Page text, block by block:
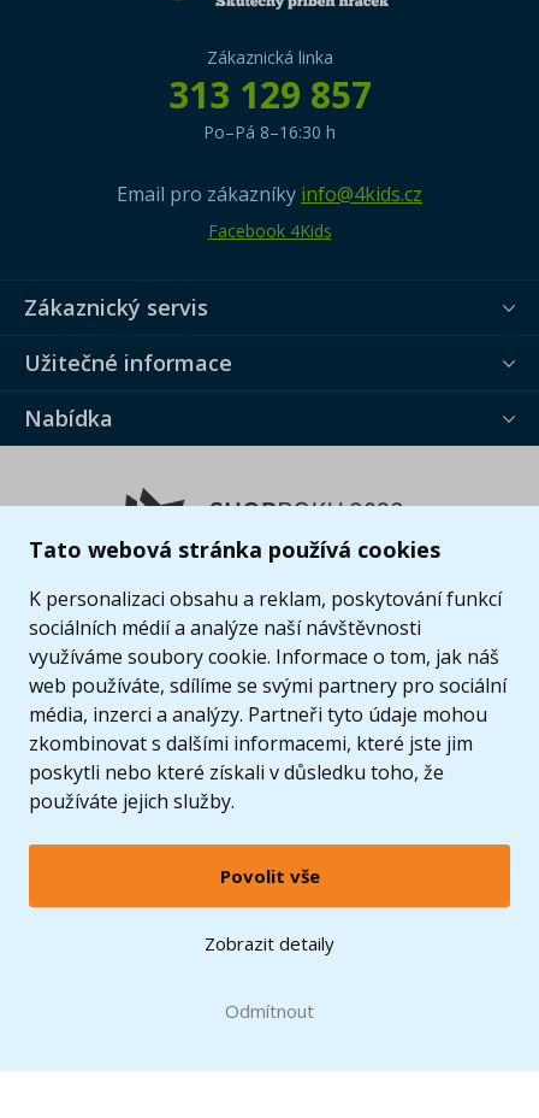
Tato webová stránka používá cookies
K personalizaci obsahu a reklam, poskytování funkcí
sociálních médií a analýze naší návštěvnosti
využíváme soubory cookie. Informace o tom, jak náš
web používáte, sdílíme se svými partnery pro sociální
média, inzerci a analýzy. Partneři tyto údaje mohou
zkombinovat s dalšími informacemi, které jste jim
poskytli nebo které získali v důsledku toho, že
používáte jejich služby.
Povolit vše
Zobrazit detaily
Odmítnout
Zákaznická linka
313 129 857
Po–Pá 8–16:30 h
Email pro zákazníky info@4kids.cz
Facebook 4Kids
Zákaznický servis
Užitečné informace
Nabídka
2024 The LEGO Group.
Zobrazit verzi pro desktop
při nákupu od